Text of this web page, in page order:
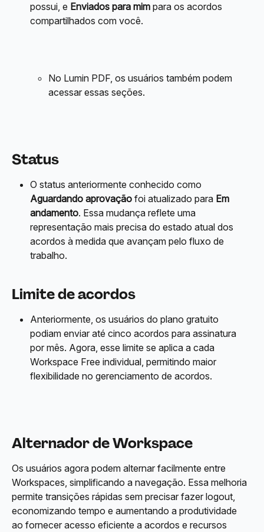
possui, e Enviados para mim para os acordos
compartilhados com você.
No Lumin PDF, os usuários também podem
acessar essas seções.
Status
O status anteriormente conhecido como
Aguardando aprovação foi atualizado para Em
andamento. Essa mudança reflete uma
representação mais precisa do estado atual dos
acordos à medida que avançam pelo fluxo de
trabalho.
Limite de acordos
Anteriormente, os usuários do plano gratuito
podiam enviar até cinco acordos para assinatura
por mês. Agora, esse limite se aplica a cada
Workspace Free individual, permitindo maior
flexibilidade no gerenciamento de acordos.
Alternador de Workspace
Os usuários agora podem alternar facilmente entre
Workspaces, simplificando a navegação. Essa melhoria
permite transições rápidas sem precisar fazer logout,
economizando tempo e aumentando a produtividade
ao fornecer acesso eficiente a acordos e recursos